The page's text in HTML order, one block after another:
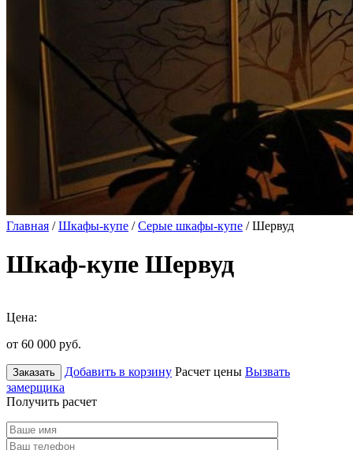
Главная /Шкафы-купе /Серые шкафы-купе / Шервуд
Шкаф-купе Шервуд
Цена:
от 60 000 руб.
Заказать Добавить в корзину Расчет цены Вызвать
замерщика
Получить расчет